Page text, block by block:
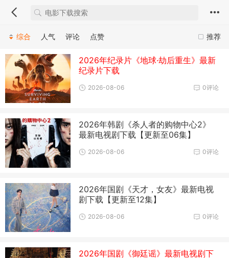
推荐
综合 人气 评论 点赞
2026年纪录片《地球·劫后重生》最新
纪录片下载
0评论
2026-08-06
2026年韩剧《杀人者的购物中心2》
最新电视剧下载【更新至06集】
0评论
2026-08-06
2026年国剧《天才，女友》最新电视
剧下载【更新至12集】
0评论
2026-08-06
2026年国剧《御廷谣》最新电视剧下